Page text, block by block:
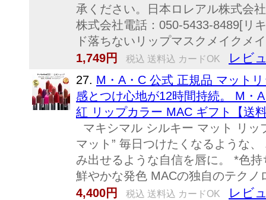
承ください。日本ロレアル株式会
株式会社電話：050-5433-8489[リ
ド落ちないリップマスクメイクメ
1,749円
税込 送料込 カードOK レビ
27. M・A・C 公式 正規品 マット
感とつけ心地が12時間持続。 M・
紅 リップカラー MAC ギフト【送
マキシマル シルキー マット リッ
マット” 毎日つけたくなるような
み出せるような自信を唇に。 *色
鮮やかな発色 MACの独自のテク
4,400円
税込 送料込 カードOK レビ